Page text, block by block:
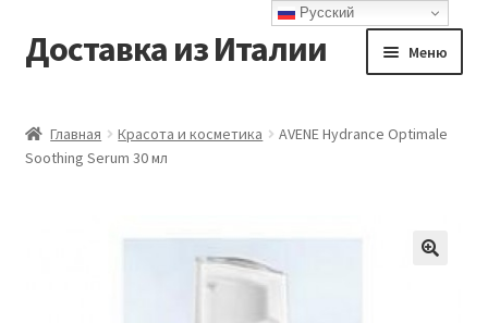
Перейти
к
Перейти
к
Доставка из Италии Меню
Доставка
Главная Красота и косметика
AVENE Hydrance Optimale
Soothing Serum 30 мл
Русский